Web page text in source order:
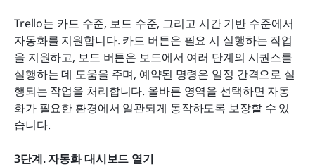
Trello는 카드 수준, 보드 수준, 그리고 시간 기반 수준에서
자동화를 지원합니다. 카드 버튼은 필요 시 실행하는 작업
을 지원하고, 보드 버튼은 보드에서 여러 단계의 시퀀스를
실행하는 데 도움을 주며, 예약된 명령은 일정 간격으로 실
행되는 작업을 처리합니다. 올바른 영역을 선택하면 자동
화가 필요한 환경에서 일관되게 동작하도록 보장할 수 있
습니다.
3단계. 자동화 대시보드 열기